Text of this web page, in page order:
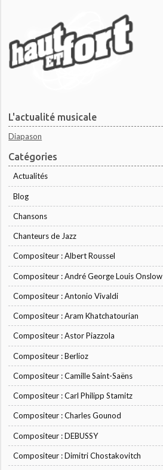
L'actualité musicale
Diapason
Catégories
Actualités
Blog
Chansons
Chanteurs de Jazz
Compositeur : Albert Roussel
Compositeur : André George Louis Onslow
Compositeur : Antonio Vivaldi
Compositeur : Aram Khatchatourian
Compositeur : Astor Piazzola
Compositeur : Berlioz
Compositeur : Camille Saint-Saëns
Compositeur : Carl Philipp Stamitz
Compositeur : Charles Gounod
Compositeur : DEBUSSY
Compositeur : Dimitri Chostakovitch